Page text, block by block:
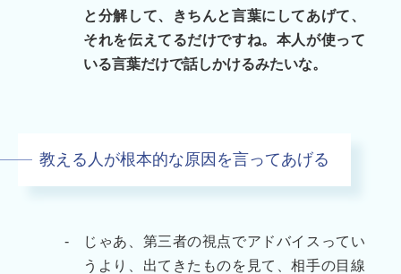
と分解して、きちんと言葉にしてあげて、
それを伝えてるだけですね。本人が使って
いる言葉だけで話しかけるみたいな。
教える人が根本的な原因を言ってあげる
-
じゃあ、第三者の視点でアドバイスってい
うより、出てきたものを見て、相手の目線